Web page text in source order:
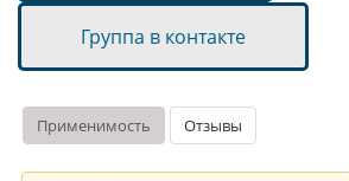
Группа в контакте
Применимость Отзывы